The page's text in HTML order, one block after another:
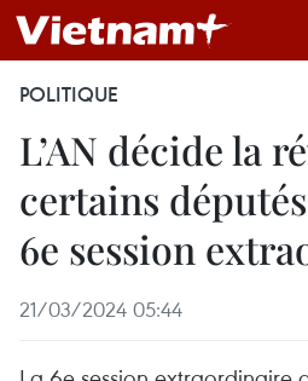
POLITIQUE
L’AN décide la
certains
6e session
21/03/2024 05:44